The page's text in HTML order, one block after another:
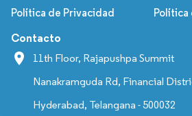
Política de Privacidad Política
Contacto
11th Floor, Rajapushpa Summit
Nanakramguda Rd, Financial
Hyderabad, Telangana - 500032